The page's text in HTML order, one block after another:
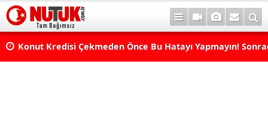
Konut Kredisi Çekmeden Önce Bu Hatayı Yapmayın!